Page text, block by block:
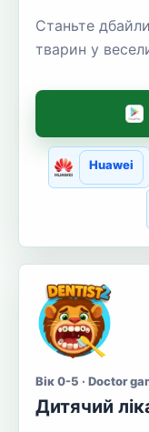
Станьте
тварин у
Huawei
Вік 0-5 · Doctor
Дитячий